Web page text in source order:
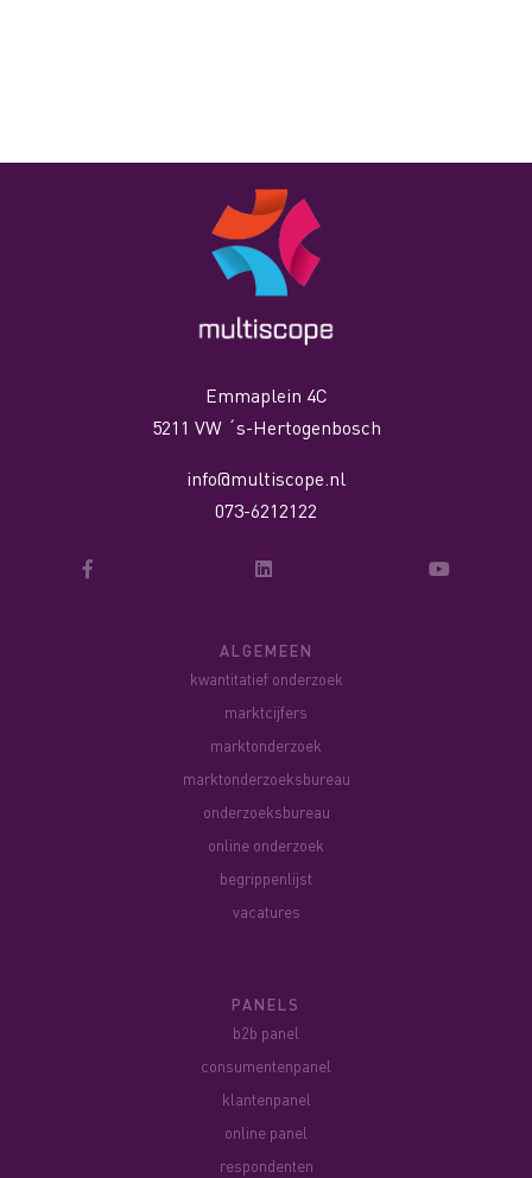
Emmaplein 4C
5211 VW ´s-Hertogenbosch
info@multiscope.nl
073-6212122
ALGEMEEN
kwantitatief onderzoek
marktcijfers
marktonderzoek
marktonderzoeksbureau
onderzoeksbureau
online onderzoek
begrippenlijst
vacatures
PANELS
b2b panel
consumentenpanel
klantenpanel
online panel
respondenten